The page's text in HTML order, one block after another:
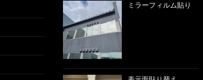
ミラーフィルム貼り